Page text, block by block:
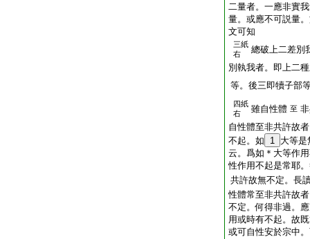
二量者。一應非實
量。或應不可説量
文可知
三紙
右
總破上二差別
別執我者。即上二
等。後三即犢子部
四紙
右
雖自性體 至
自性體至非共許故
不起。如
1 大等是
云。爲如＊大等作
性作用不起是常耶
共許故無不定。長
性體常至非共許故
不定。何得非過。
用或時有不起。故
或可自性安於宗中